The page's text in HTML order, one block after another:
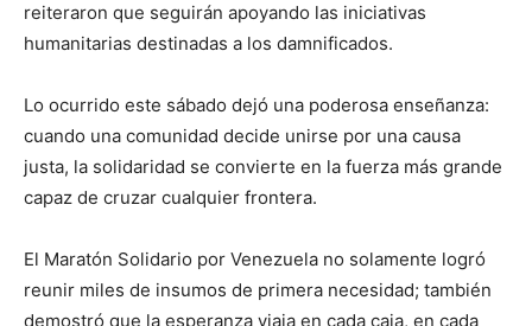
reiteraron que seguirán apoyando las iniciativas
humanitarias destinadas a los damnificados.
Lo ocurrido este sábado dejó una poderosa enseñanza:
cuando una comunidad decide unirse por una causa
justa, la solidaridad se convierte en la fuerza más grande
capaz de cruzar cualquier frontera.
El Maratón Solidario por Venezuela no solamente logró
reunir miles de insumos de primera necesidad; también
demostró que la esperanza viaja en cada caja, en cada